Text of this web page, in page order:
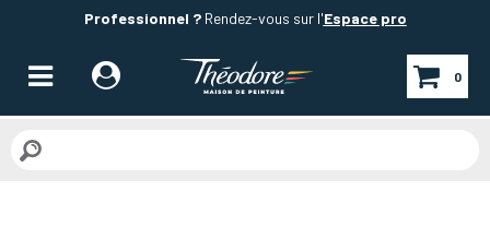
Professionnel ?Rendez-vous sur l'Espace pro
0